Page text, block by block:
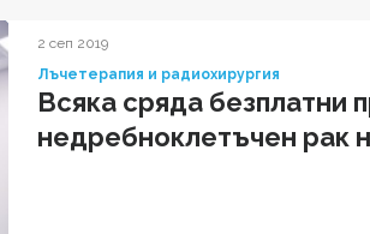
2 сеп 2019
Лъчетерапия и радиохирургия
Всяка сряда безплатни
недребноклетъчен рак